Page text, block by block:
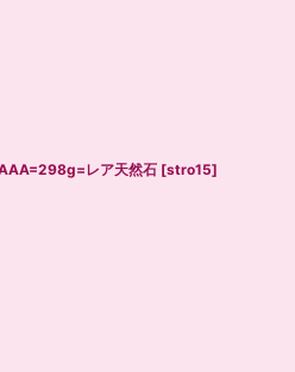
レア天然石 [stro15]